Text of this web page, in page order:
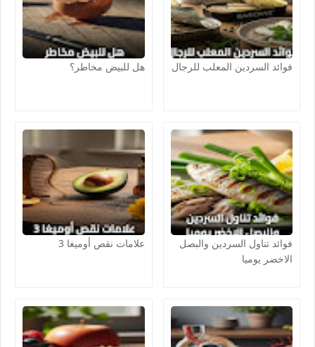
فوائد السردين المعلب للرجال هل للبيض مخاطر؟
فوائد تناول السردين والبصل
الاخضر يوميا
علامات نقص أوميغا 3